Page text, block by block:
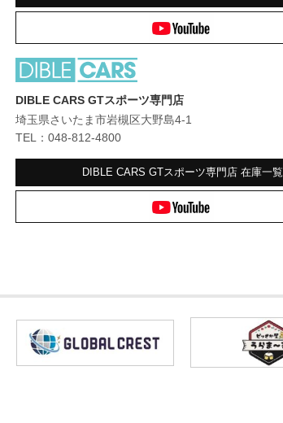
DIBLE CARS GTスポーツ専門店
埼玉県さいたま市岩槻区大野島4-1
TEL：048-812-4800
DIBLE CARS GTスポーツ専門店 在庫一覧